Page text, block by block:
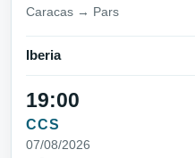
Caracas → Pars
Iberia
19:00
CCS
07/08/2026